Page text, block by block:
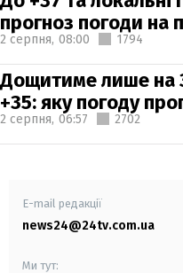
прогноз погоди на
2 серпня, 08:00 1794
Дощитиме лише на
+35: яку погоду
2 серпня, 06:57 2702
E-mail редакції
news24@24tv.com.ua
Ми тут: